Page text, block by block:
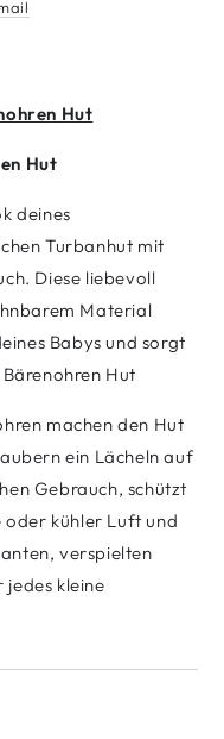
Fenster.
in einem neuen Fenster.
Hut
Hut
deines
Turbanhut mit
Diese liebevoll
Material
Babys und sorgt
Hut
machen den Hut
ein Lächeln auf
Gebrauch, schützt
oder kühler Luft und
verspielten
jedes kleine